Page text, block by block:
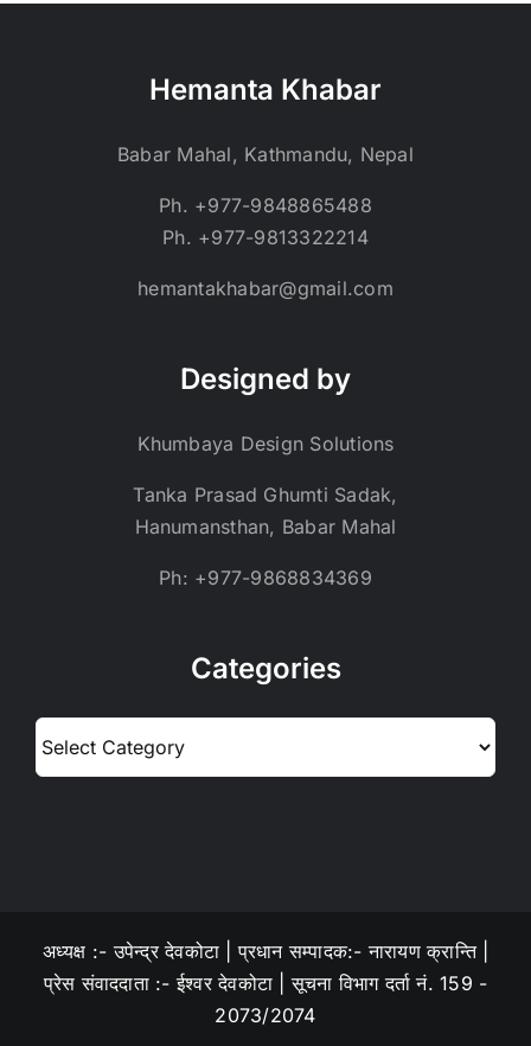
Hemanta Khabar
Babar Mahal, Kathmandu, Nepal
Ph. +977-9848865488
Ph. +977-9813322214
hemantakhabar@gmail.com
Designed by
Khumbaya Design Solutions
Tanka Prasad Ghumti Sadak,
Hanumansthan, Babar Mahal
Ph: +977-9868834369
Categories
अध्यक्ष :- उपेन्द्र देवकोटा | प्रधान सम्पादक:- नारायण क्रान्ति |
प्रेस संवाददाता :- ईश्वर देवकोटा | सूचना विभाग दर्ता नं. 159 -
2073/2074